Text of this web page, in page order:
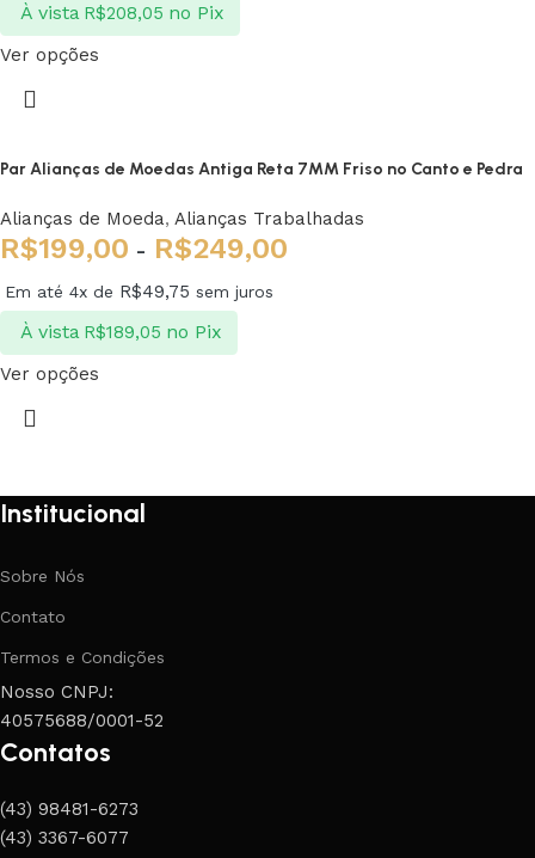
À vista R$208,05 no Pix
Ver opções
Par Alianças de Moedas Antiga Reta 7MM Friso no Canto e Pedra
Alianças de Moeda, Alianças Trabalhadas
R$199,00 - R$249,00
Em até 4x de R$49,75 sem juros
À vista R$189,05 no Pix
Ver opções
Institucional
Sobre Nós
Contato
Termos e Condições
Nosso CNPJ:
40575688/0001-52
Contatos
(43) 98481-6273
(43) 3367-6077